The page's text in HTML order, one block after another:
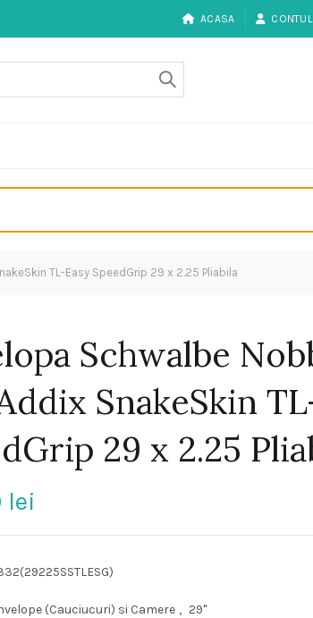
ACASA
TL-Easy SpeedGrip 29 x 2.25 Pliabila
Schwalbe
SnakeSkin
29 x 2.25
lei
(Cauciucuri) si Camere , 29"